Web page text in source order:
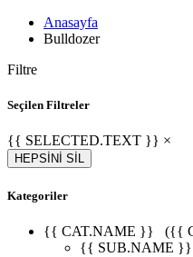
Anasayfa
Bulldozer
Filtre
Seçilen Filtreler
{{ SELECTED.TEXT }} ×
HEPSİNİ SİL
Kategoriler
{{ CAT.NAME }}
({{
{{ SUB.NAME }}